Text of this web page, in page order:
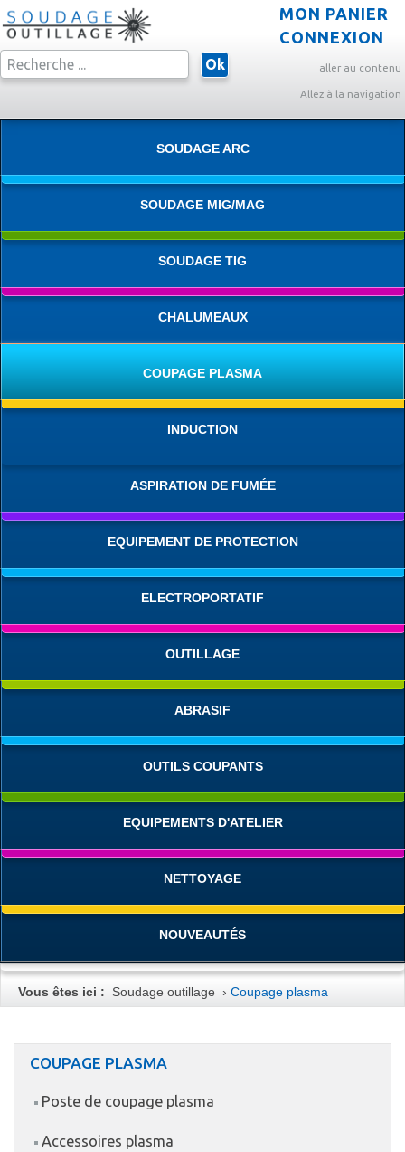
aller au contenu
Allez à la navigation
CONNEXION
MON PANIER
Ok
SOUDAGE ARC
SOUDAGE MIG/MAG
SOUDAGE TIG
CHALUMEAUX
COUPAGE PLASMA
INDUCTION
ASPIRATION DE FUMÉE
EQUIPEMENT DE PROTECTION
ELECTROPORTATIF
OUTILLAGE
ABRASIF
OUTILS COUPANTS
EQUIPEMENTS D'ATELIER
NETTOYAGE
NOUVEAUTÉS
Vous êtes ici : Soudage outillage ›Coupage plasma
COUPAGE PLASMA
Poste de coupage plasma
Accessoires plasma